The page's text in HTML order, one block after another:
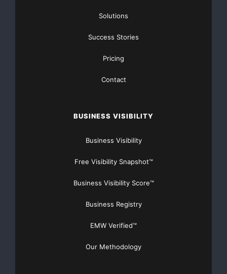
Traffic Solutions
Solutions
Success Stories
Pricing
Contact
BUSINESS VISIBILITY
Business Visibility
Free Visibility Snapshot™
Business Visibility Score™
Business Registry
EMW Verified™
Our Methodology